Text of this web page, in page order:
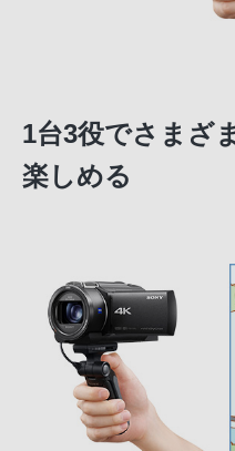
1台3役でさまざ
楽しめる